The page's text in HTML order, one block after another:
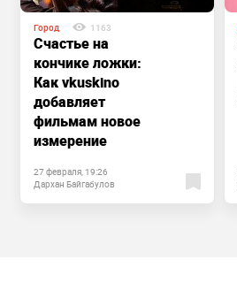
Город 1163
Счастье на
кончике ложки:
Как vkuskino
добавляет
фильмам новое
измерение
27 февраля, 19:26
Дархан Байгабулов